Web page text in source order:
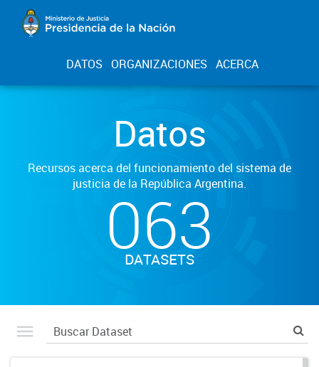
DATOS ORGANIZACIONES ACERCA
Datos
Recursos acerca del funcionamiento del sistema de
justicia de la República Argentina.
063
DATASETS